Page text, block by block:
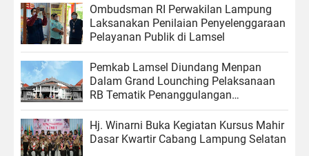
Ombudsman RI Perwakilan Lampung
Laksanakan Penilaian Penyelenggaraan
Pelayanan Publik di Lamsel
Pemkab Lamsel Diundang Menpan
Dalam Grand Lounching Pelaksanaan
RB Tematik Penanggulangan
Kemiskinan di Yogyakarta
Hj. Winarni Buka Kegiatan Kursus Mahir
Dasar Kwartir Cabang Lampung Selatan